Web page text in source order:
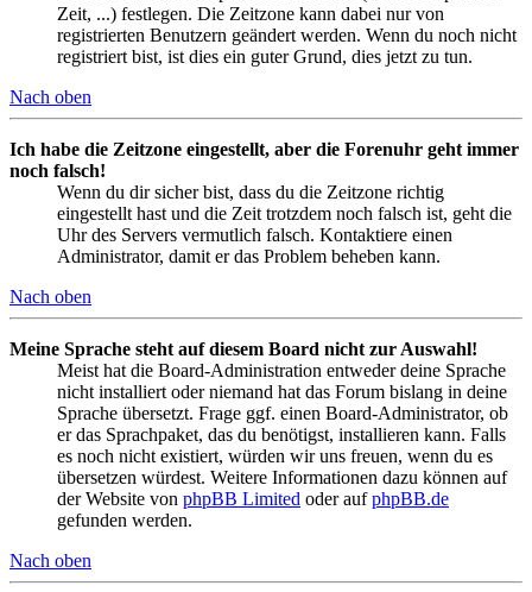
Zeit, ...) festlegen. Die Zeitzone kann dabei nur von
registrierten Benutzern geändert werden. Wenn du noch nicht
registriert bist, ist dies ein guter Grund, dies jetzt zu tun.
Nach oben
Ich habe die Zeitzone eingestellt, aber die Forenuhr geht immer
noch falsch!
Wenn du dir sicher bist, dass du die Zeitzone richtig
eingestellt hast und die Zeit trotzdem noch falsch ist, geht die
Uhr des Servers vermutlich falsch. Kontaktiere einen
Administrator, damit er das Problem beheben kann.
Nach oben
Meine Sprache steht auf diesem Board nicht zur Auswahl!
Meist hat die Board-Administration entweder deine Sprache
nicht installiert oder niemand hat das Forum bislang in deine
Sprache übersetzt. Frage ggf. einen Board-Administrator, ob
er das Sprachpaket, das du benötigst, installieren kann. Falls
es noch nicht existiert, würden wir uns freuen, wenn du es
übersetzen würdest. Weitere Informationen dazu können auf
der Website von phpBB Limited oder aufphpBB.de
gefunden werden.
Nach oben